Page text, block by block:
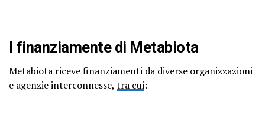
I finanziamente di Metabiota
Metabiota riceve finanziamenti da diverse organizzazioni
e agenzie interconnesse, tra cui: